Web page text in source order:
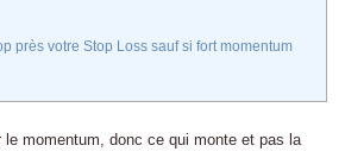
près votre Stop Loss sauf si fort momentum
le momentum, donc ce qui monte et pas la